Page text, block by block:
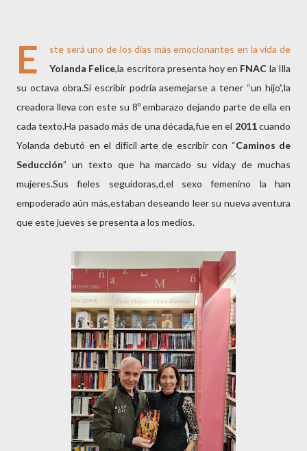
E
ste será uno de los días más emocionantes en la vida de
Yolanda Felice,la escritora presenta hoy en FNAC la Illa
su octava obra.Si escribir podría asemejarse a tener “un hijo”,la
creadora lleva con este su 8º embarazo dejando parte de ella en
cada texto.Ha pasado más de una década,fue en el 2011cuando
Yolanda debutó en el difícil arte de escribir con “Caminos de
Seducción” un texto que ha marcado su vida,y de muchas
mujeres.Sus fieles seguidoras,d,el sexo femenino la han
empoderado aún más,estaban deseando leer su nueva aventura
que este jueves se presenta a los medios.